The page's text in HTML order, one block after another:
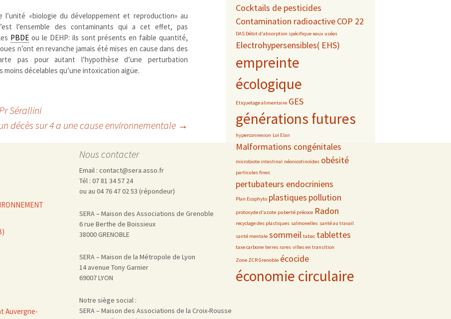
nanotechnologies
Transports
Vie sociale
«biologie du développement et reproduction» au
l’ensemble des contaminants qui a cet effet, pas
PBDE ou le DEHP: ils sont présents en faible quantité,
n’ont en revanche jamais été mises en cause dans des
pas pour autant l’hypothèse d’une perturbation
décelables qu’une intoxication aigüe.
Sérallini
décès sur 4 a une cause environnementale →
Cocktails de pesticides
Contamination radioactiveCOP 22
DAS Débit d'absorption spécifique eaux usées
Electrohypersensibles( EHS)
empreinte
écologique
Etiquetage alimentaire GES
générations futures
hyperconnexion Loi Elan
Malformations congénitales
microbiote intestinal néonicotinoïdes obésité
particules fines
pertubateurs endocriniens
Plan Ecophyto plastiques pollution
protoxyde d'azote puberté précoce Radon
recyclage des plastiques salmonelles santé au travail
santé mentale sommeil tabac tablettes
taxe carbone terres rares villes en transition
Zone ZCR Grenoble écocide
économie circulaire
Auvergne-
Nous contacter
Email : contact@sera.asso.fr
Tél : 07 81 34 57 24
ou au 04 76 47 02 53 (répondeur)
SERA – Maison des Associations de Grenoble
6 rue Berthe de Boissieux
38000 GRENOBLE
SERA – Maison de la Métropole de Lyon
14 avenue Tony Garnier
69007 LYON
Notre siège social :
SERA – Maison des Associations de la Croix-Rousse